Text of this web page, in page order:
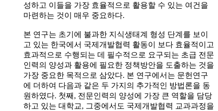
성하고 이들을 가장 효율적으로 활용할 수 있는 여건을
마련하는 것이 매우 중요하다.
본 연구는 초기에 불과한 지식생태계 형성 단계를 보이
고 있는 한국에서 국제개발협력 활동이 보다 효율적이고
효과적으로 수행되는 데 필수적으로 요구되는 초급 전문
인력의 양성과 활용에 필요한 정책방안을 도출하는 것을
가장 중요한 목적으로 삼았다. 본 연구에서는 문헌연구
에 더하여 다음과 같은 두 가지의 추가적인 방법론을 동
원하였다. 첫째, 전문인력의 양성에 가장 큰 역할을 담당
하고 있는 대학교, 그중에서도 국제개발협력 교과과정을